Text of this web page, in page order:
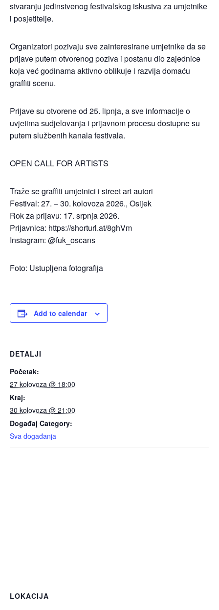
stvaranju jedinstvenog festivalskog iskustva za umjetnike
i posjetitelje.
Organizatori pozivaju sve zainteresirane umjetnike da se
prijave putem otvorenog poziva i postanu dio zajednice
koja već godinama aktivno oblikuje i razvija domaću
graffiti scenu.
Prijave su otvorene od 25. lipnja, a sve informacije o
uvjetima sudjelovanja i prijavnom procesu dostupne su
putem službenih kanala festivala.
OPEN CALL FOR ARTISTS
Traže se graffiti umjetnici i street art autori
Festival: 27. – 30. kolovoza 2026., Osijek
Rok za prijavu: 17. srpnja 2026.
Prijavnica: https://shorturl.at/8ghVm
Instagram: @fuk_oscans
Foto: Ustupljena fotografija
Add to calendar
DETALJI
Početak:
27 kolovoza @ 18:00
Kraj:
30 kolovoza @ 21:00
Događaj Category:
Sva događanja
LOKACIJA